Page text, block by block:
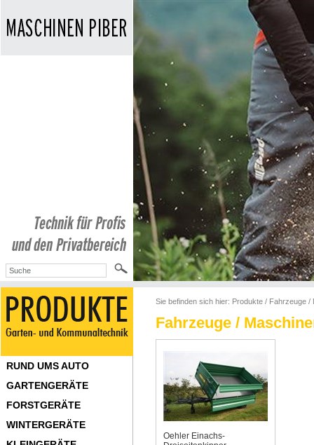
Sie befinden sich hier: Produkte / Fahrzeuge /
Fahrzeuge /
Oehler Einachs-
RUND UMS AUTO
GARTENGERÄTE
FORSTGERÄTE
WINTERGERÄTE